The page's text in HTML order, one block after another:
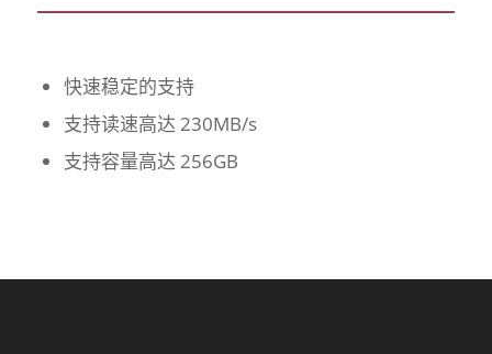
快速稳定的支持
支持读速高达 230MB/s
支持容量高达 256GB